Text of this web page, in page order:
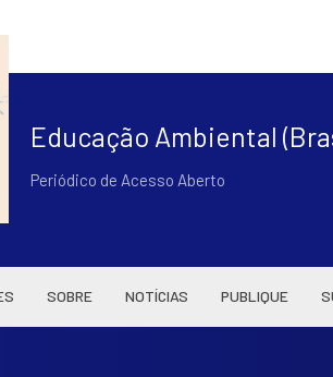
Educação Ambiental
Periódico de Acesso Aberto
SOBRE NOTÍCIAS PUBLIQUE